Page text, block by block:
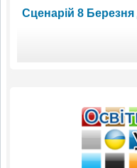
Сценарій 8 Березня